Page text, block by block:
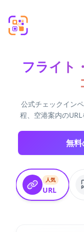
フライト
公式チェックイン
程、空港案内のURL
無
人気
URL